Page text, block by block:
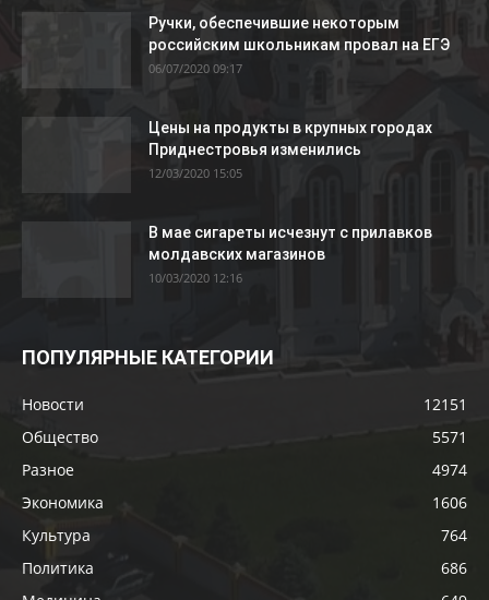
Ручки, обеспечившие некоторым
российским школьникам провал на ЕГЭ
06/07/2020 09:17
Цены на продукты в крупных городах
Приднестровья изменились
12/03/2020 15:05
В мае сигареты исчезнут с прилавков
молдавских магазинов
10/03/2020 12:16
ПОПУЛЯРНЫЕ КАТЕГОРИИ
Новости
12151
Общество
5571
Разное
4974
Экономика
1606
Культура
764
Политика
686